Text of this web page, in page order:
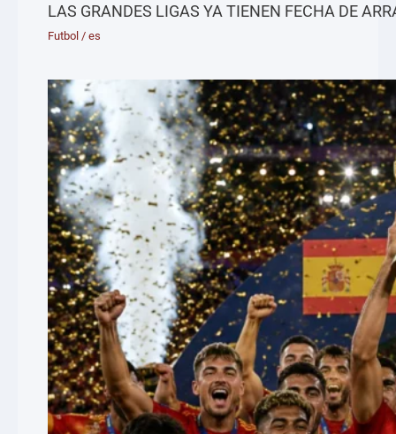
LAS GRANDES LIGAS YA TIENEN FECHA DE
Futbol /es